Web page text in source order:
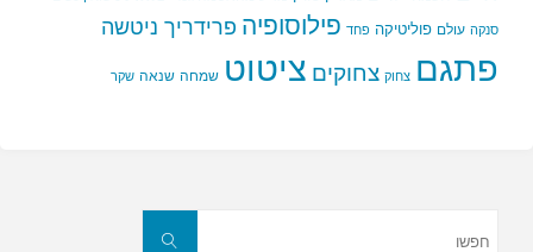
סנקה עולם פוליטיקה פחד פילוסופיה פרידריך ניטשה
פתגם צחוק צחוקים ציטוט שמחה שנאה שקר
חפשו